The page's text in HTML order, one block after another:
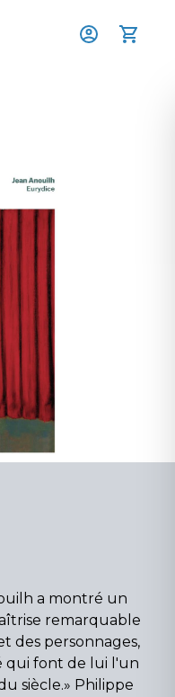
a montré un
remarquable
des personnages,
qui font de lui l'un
siècle.» Philippe